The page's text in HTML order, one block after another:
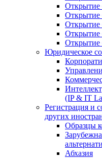
Открытие
Открытие
Открытие
Открытие
Открытие
Юридическое
(IP & IT
Регистрация и
других
Образцы
Абхазия